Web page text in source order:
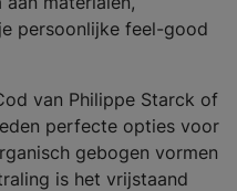
persoonlijke feel-good
van Philippe Starck of
perfecte opties voor
gebogen vormen
is het vrijstaand